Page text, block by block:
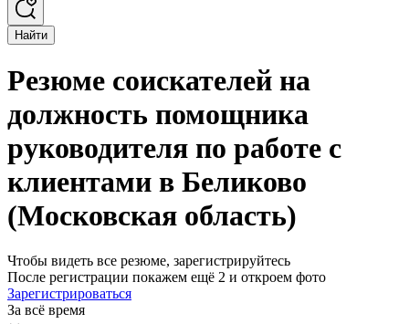
Найти
Резюме соискателей на
должность помощника
руководителя по работе с
клиентами в Беликово
(Московская область)
Чтобы видеть все резюме, зарегистрируйтесь
После регистрации покажем ещё 2 и откроем фото
Зарегистрироваться
За всё время